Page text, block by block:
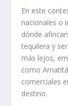
En este
nacionales o
dónde
tequilera y
más lejos,
como
comerciales
destino.